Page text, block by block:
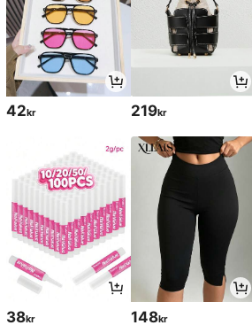
42kr 219kr
38kr 148kr